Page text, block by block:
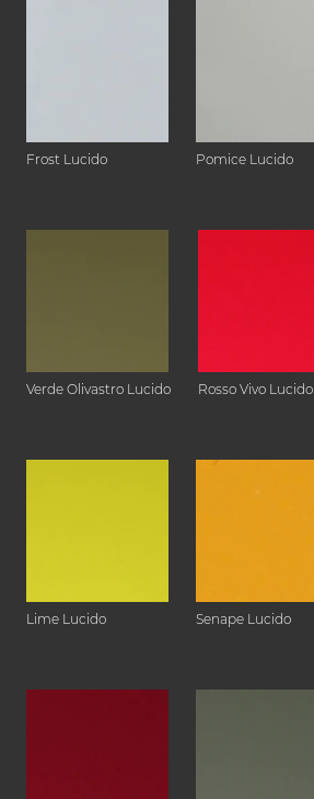
Frost Lucido Pomice Lucido
Verde Olivastro Lucido Rosso Vivo Lucido
Lime Lucido Senape Lucido